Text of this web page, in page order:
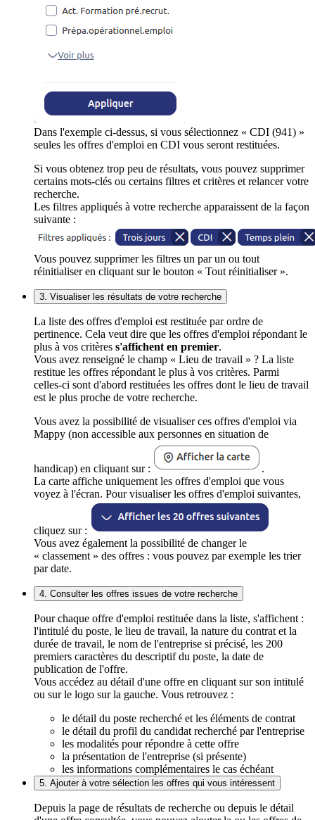
Dans l'exemple ci-dessus, si vous sélectionnez « CDI (941) »
seules les offres d'emploi en CDI vous seront restituées.
Si vous obtenez trop peu de résultats, vous pouvez supprimer
certains mots-clés ou certains filtres et critères et relancer votre
recherche.
Les filtres appliqués à votre recherche apparaissent de la façon
suivante :
Vous pouvez supprimer les filtres un par un ou tout
réinitialiser en cliquant sur le bouton « Tout réinitialiser ».
3. Visualiser les résultats de votre recherche
La liste des offres d'emploi est restituée par ordre de
pertinence. Cela veut dire que les offres d'emploi répondant le
plus à vos critères s'affichent en premier.
Vous avez renseigné le champ « Lieu de travail » ? La liste
restitue les offres répondant le plus à vos critères. Parmi
celles-ci sont d'abord restituées les offres dont le lieu de travail
est le plus proche de votre recherche.
Vous avez la possibilité de visualiser ces offres d'emploi via
Mappy (non accessible aux personnes en situation de
handicap) en cliquant sur :
.
La carte affiche uniquement les offres d'emploi que vous
voyez à l'écran. Pour visualiser les offres d'emploi suivantes,
cliquez sur :
Vous avez également la possibilité de changer le
« classement » des offres : vous pouvez par exemple les trier
par date.
4. Consulter les offres issues de votre recherche
Pour chaque offre d'emploi restituée dans la liste, s'affichent :
l'intitulé du poste, le lieu de travail, la nature du contrat et la
durée de travail, le nom de l'entreprise si précisé, les 200
premiers caractères du descriptif du poste, la date de
publication de l'offre.
Vous accédez au détail d'une offre en cliquant sur son intitulé
ou sur le logo sur la gauche. Vous retrouvez :
le détail du poste recherché et les éléments de contrat
le détail du profil du candidat recherché par l'entreprise
les modalités pour répondre à cette offre
la présentation de l'entreprise (si présente)
les informations complémentaires le cas échéant
5. Ajouter à votre sélection les offres qui vous intéressent
Depuis la page de résultats de recherche ou depuis le détail